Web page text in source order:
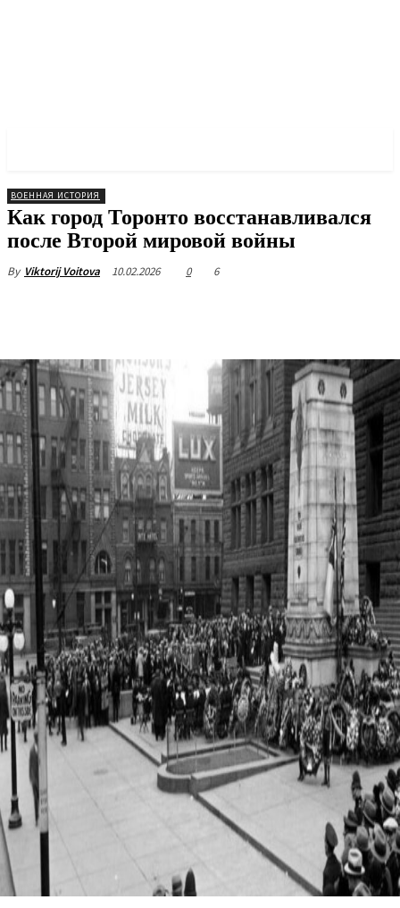
ВОЕННАЯ ИСТОРИЯ
Как город Торонто восстанавливался
после Второй мировой войны
By Viktorij Voitova 10.02.2026 0 6